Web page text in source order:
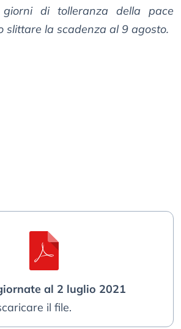
di tolleranza della pace
slittare la scadenza al 9 agosto.
al 2 luglio 2021
il file.